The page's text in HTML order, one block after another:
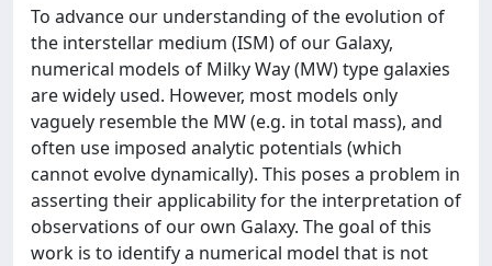
To advance our understanding of the evolution of
the interstellar medium (ISM) of our Galaxy,
numerical models of Milky Way (MW) type galaxies
are widely used. However, most models only
vaguely resemble the MW (e.g. in total mass), and
often use imposed analytic potentials (which
cannot evolve dynamically). This poses a problem in
asserting their applicability for the interpretation of
observations of our own Galaxy. The goal of this
work is to identify a numerical model that is not